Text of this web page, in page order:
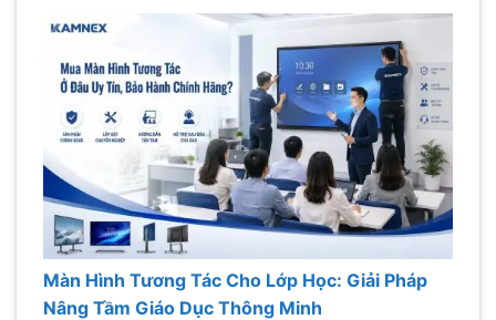
Màn Hình Tương Tác Cho Lớp Học: Giải Pháp
Nâng Tầm Giáo Dục Thông Minh